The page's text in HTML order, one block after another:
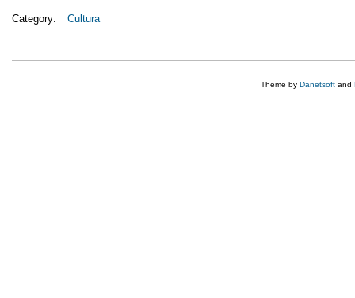
Category: Cultura
Theme by Danetsoft and